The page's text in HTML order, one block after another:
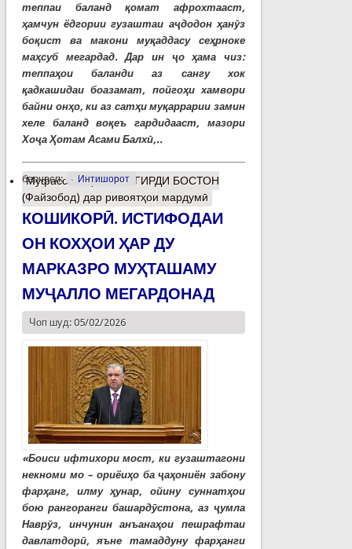
теппаи баланд қомат афрохтааст,
ҳамчун ёдгории гузаштаи аҷдодон ҳанӯз
боқист ва макони муқаддасу сеҳрноке
маҳсуб мегардад. Дар ин ҷо ҳама чиз:
теппаҳои баланди аз сангу хок
қадкашидаи боазамат, пойгоҳи хамвори
байни онҳо, ки аз сатҳи муқаррарии замин
хеле баланд воқеъ гардидааст, мазори
Хоҷа Ҳотам Асами Балхӣ,..
барчасп: Интишорот
Муфассалтаро ВАШГИРДИ БОСТОН
(Файзобод) дар ривоятҳои мардумӣ
КОШИКОРӢ. ИСТИФОДАИ
ОН КОХҲОИ ҲАР ДУ
МАРКАЗРО МУҲТАШАМУ
МУҶАЛЛО МЕГАРДОНАД
Чоп шуд: 05/02/2026
«Боиси ифтихори мост, ки гузаштагони
некноми мо – ориёиҳо ба ҷаҳониён забону
фарҳанг, илму ҳунар, ойину суннатҳои
бою рангоранги башардӯстона, аз ҷумла
Наврӯз, инчунин анъанаҳои пешрафтаи
давлатдорӣ, яъне тамаддуну фарҳанги